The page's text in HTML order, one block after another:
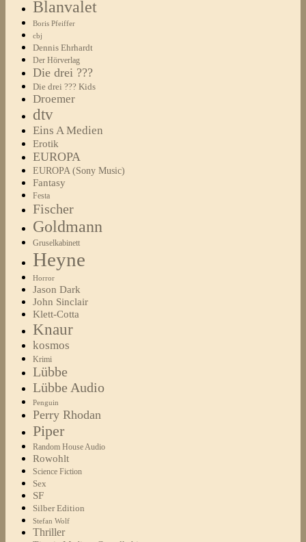
Blanvalet
Boris Pfeiffer
cbj
Dennis Ehrhardt
Der Hörverlag
Die drei ???
Die drei ??? Kids
Droemer
dtv
Eins A Medien
Erotik
EUROPA
EUROPA (Sony Music)
Fantasy
Festa
Fischer
Goldmann
Gruselkabinett
Heyne
Horror
Jason Dark
John Sinclair
Klett-Cotta
Knaur
kosmos
Krimi
Lübbe
Lübbe Audio
Penguin
Perry Rhodan
Piper
Random House Audio
Rowohlt
Science Fiction
Sex
SF
Silber Edition
Stefan Wolf
Thriller